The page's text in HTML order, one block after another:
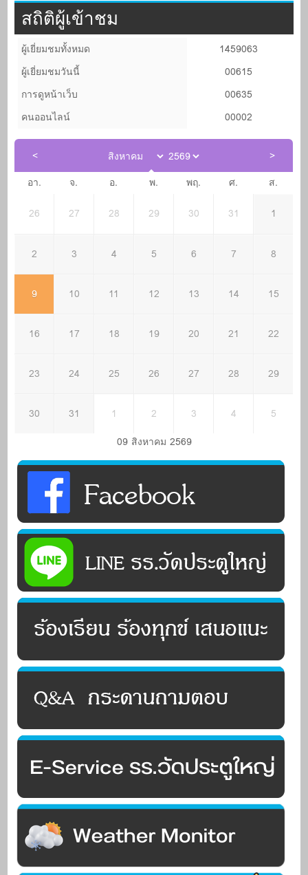
สถิติผู้เข้าชม
ผู้เยี่ยมชมทั้งหมด
1459063
ผู้เยี่ยมชมวันนี้
00615
การดูหน้าเว็บ
00635
คนออนไลน์
00002
อา. จ. อ. พ. พฤ. ศ. ส.
26 27 28 29 30 31 1
2 3 4 5 6 7 8
9 10 11 12 13 14 15
16 17 18 19 20 21 22
23 24 25 26 27 28 29
30 31 1 2 3 4
5
09 สิงหาคม 2569